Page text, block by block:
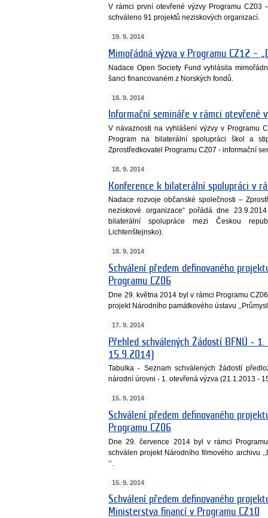
V rámci první otevřené výzvy Programu CZ03
schváleno 91 projektů neziskových organizací.
19. 9. 2014
Mimořádná výzva v Programu CZ12 –
Nadace Open Society Fund vyhlásila
šanci financovaném z Norských fondů.
18. 9. 2014
Informační semináře v rámci otevřené
V návaznosti na vyhlášení výzvy v Programu
Program na bilaterální spolupráci škol a
Zprostředkovatel Programu CZ07 - informační
18. 9. 2014
Konference k bilaterální spolupráci v
Nadace rozvoje občanské společnosti –
neziskové organizace“ pořádá dne
bilaterální spolupráce mezi Českou
Lichtenštejnsko).
18. 9. 2014
Schválení předem definovaného
Programu CZ06
Dne 29. května 2014 byl v rámci Programu
projekt Národního památkového ústavu
17. 9. 2014
Přehled schválených Žádostí BFNÚ ‐
15.9.2014)
Tabulka - Seznam schválených žádostí
národní úrovni - 1. otevřená výzva (21.1.2013 -
15. 9. 2014
Schválení předem definovaného
Programu CZ06
Dne 29. července 2014 byl v rámci
schválen projekt Národního filmového archivu
‘‘.
15. 9. 2014
Schválení předem definovaného
Ministerstva financí v Programu CZ10